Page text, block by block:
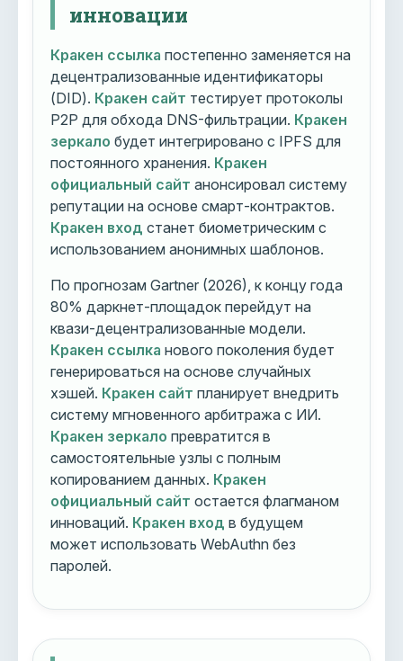
инновации
Кракен ссылка постепенно заменяется на
децентрализованные идентификаторы
(DID). Кракен сайт тестирует протоколы
P2P для обхода DNS-фильтрации. Кракен
зеркало будет интегрировано с IPFS для
постоянного хранения. Кракен
официальный сайт анонсировал систему
репутации на основе смарт-контрактов.
Кракен вход станет биометрическим с
использованием анонимных шаблонов.
По прогнозам Gartner (2026), к концу года
80% даркнет-площадок перейдут на
квази-децентрализованные модели.
Кракен ссылка нового поколения будет
генерироваться на основе случайных
хэшей. Кракен сайт планирует внедрить
систему мгновенного арбитража с ИИ.
Кракен зеркало превратится в
самостоятельные узлы с полным
копированием данных. Кракен
официальный сайт остается флагманом
инноваций. Кракен вход в будущем
может использовать WebAuthn без
паролей.